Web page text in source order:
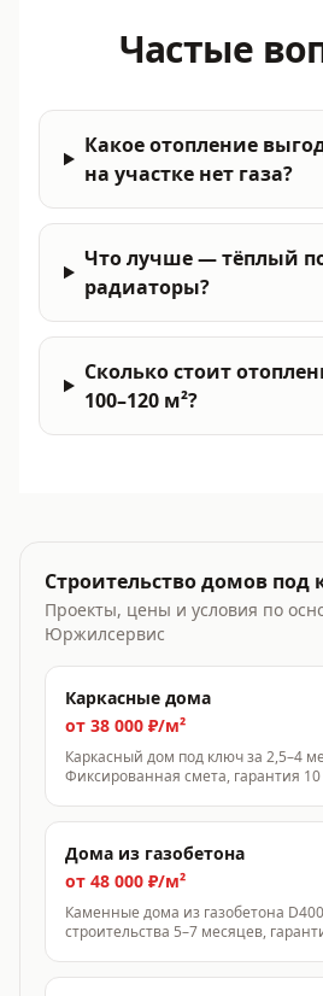
Частые
Какое отопление
на участке нет газа?
Что лучше — тёплый
радиаторы?
Сколько стоит
100–120 м²?
Строительство домов под
Проекты, цены и условия по
Юржилсервис
Каркасные дома
от 38 000 ₽/м²
Каркасный дом под ключ за 2,5–4
Фиксированная смета, гарантия
Дома из газобетона
от 48 000 ₽/м²
Каменные дома из газобетона
строительства 5–7 месяцев,